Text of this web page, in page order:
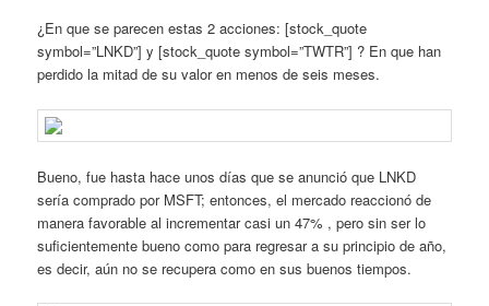
¿En que se parecen estas 2 acciones: [stock_quote
symbol=”LNKD”] y [stock_quote symbol=”TWTR”] ? En que han
perdido la mitad de su valor en menos de seis meses.
Bueno, fue hasta hace unos días que se anunció que LNKD
sería comprado por MSFT; entonces, el mercado reaccionó de
manera favorable al incrementar casi un 47% , pero sin ser lo
suficientemente bueno como para regresar a su principio de año,
es decir, aún no se recupera como en sus buenos tiempos.